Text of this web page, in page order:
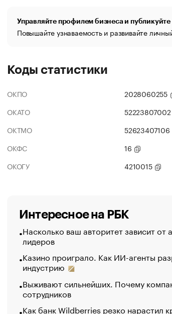
Управляйте профилем бизнеса и публикуйте
Повышайте узнаваемость и развивайте
Коды статистики
ОКПО
2028060255
ОКАТО
52223807002
ОКТМО
52623407106
ОКФС
16
ОКОГУ
4210015
Интересное на РБК
Насколько ваш авторитет зависит от
лидеров
Казино проиграло. Как ИИ-агенты
индустрию
Выживают сильнейших. Почему
сотрудников
Как банк Wildberries резко нарастил